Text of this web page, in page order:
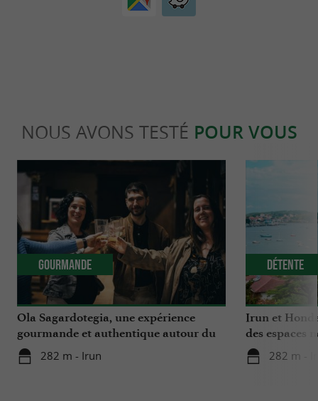
NOUS AVONS TESTÉ POUR VOUS
Ola Sagardotegia, une expérience
gourmande et authentique autour du
cidre au Pays Basque
282 m - Irun
Gourmande
Irun et
des espaces
Bidassoa
282 m -
Détente